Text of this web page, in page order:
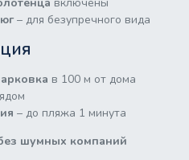
– для безупречного вида
в 100 м от дома
– до пляжа 1 минута
шумных компаний